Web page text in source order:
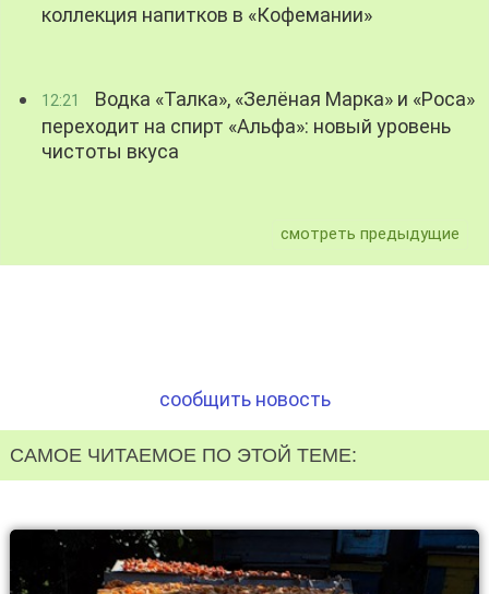
коллекция напитков в «Кофемании»
12:21
Водка «Талка», «Зелёная Марка» и «Роса»
переходит на спирт «Альфа»: новый уровень
чистоты вкуса
смотреть предыдущие
сообщить новость
САМОЕ ЧИТАЕМОЕ ПО ЭТОЙ ТЕМЕ: